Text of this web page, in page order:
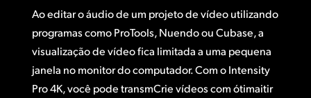
Ao editar o áudio de um projeto de vídeo utilizando
programas como ProTools, Nuendo ou Cubase, a
visualização de vídeo fica limitada a uma pequena
janela no monitor do computador. Com o Intensity
Pro 4K, você pode transmCrie vídeos com ótimaitir